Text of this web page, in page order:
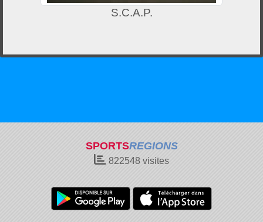
S.C.A.P.
SPORTSREGIONS
822548 visites